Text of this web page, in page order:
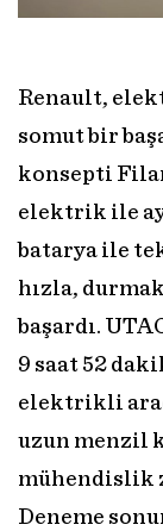
Renault,
somut bir
konsepti
elektrik ile
batarya ile
hızla,
başardı.
9 saat 52
elektrikli
uzun menzil
mühendislik
Deneme